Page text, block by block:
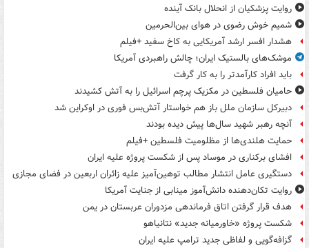
روایت پزشکیان از انحلال بانک آینده
شمیم خوش رضوی در هوای بین‌الحرمین
هشدار افسر ارشد آمریکایی به کاخ سفید +فیلم
موشک‌های بالستیک ایران؛ چالش راهبردی آمریکا
باید افراد کارآمدتر را به کار گرفت
حامیان فلسطین در مکزیک پرچم اسرائیل را به آتش کشیدند
دبیرکل سازمان ملل باز هم خواستار آتش‌بس فوری در اوکراین شد
آنچه رهبر شهید سال‌ها پیش دیده بودند
حمایت هلندی‌ها از مظلومیت فلسطین +فیلم
افشای برکناری در موساد پس از شکست پروژه علیه ایران
دستگیری عامل انتشار مطالب توهین‌آمیز علیه زائران اربعین در فضای مجازی
روایت تکان‌دهنده دانش‌آموز مینابی از جنایت آمریکا
هدف قرار گرفتن اتاق‌ فرماندهی مزدوران عربستان در یمن
شکست پروژه «خاورمیانه جدید» نتانیاهو
گزافه‌گویی و لفاظی جدید ترامپ علیه ایران